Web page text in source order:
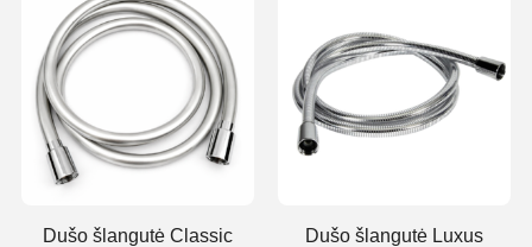
Dušo šlangutė Classic
Dušo šlangutė Luxus